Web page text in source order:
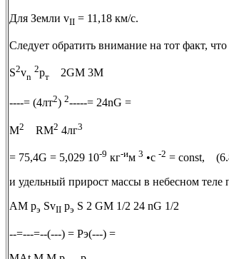
Для Земли vII = 11,18 км/с.
Следует обратить внимание на тот факт,
S2vn
2рт 2GM 3M
----= (4лт2) 2-----= 24nG =
М2 RM2 4лг3
= 75,4G = 5,029 10-9 кг-им 3 •с -2 = сonst,
и удельный прирост массы в небесном
AM рэ SvII рэ S 2 GM 1/2 24 nG 1/2
--=---=--(---) = Рэ(---) =